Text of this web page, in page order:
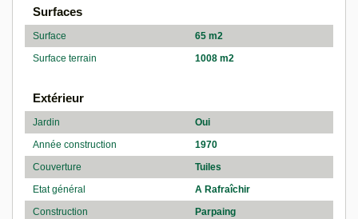
Surfaces
Surface
65 m2
Surface terrain
1008 m2
Extérieur
Jardin
Oui
Année construction
1970
Couverture
Tuiles
Etat général
A Rafraîchir
Construction
Parpaing